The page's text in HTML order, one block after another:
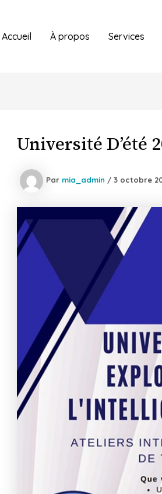
Accueil À propos Services
Université D’été
Par mia_admin / 3 octobre